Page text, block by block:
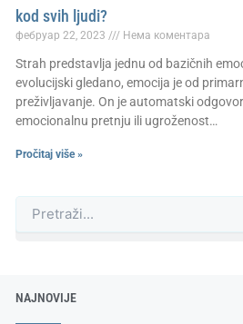
kod svih ljudi?
фебруар 22, 2023 Нема коментара
Strah predstavlja jednu od bazičnih
evolucijski gledano, emocija je od
preživljavanje. On je automatski
emocionalnu pretnju ili ugroženost…
Pročitaj više »
NAJNOVIJE